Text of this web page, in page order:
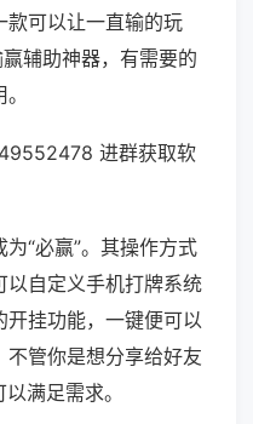
款可以让一直输的玩
辅助神器，有需要的
进群获取软
“必赢”。其操作方式
以自定义手机打牌系统
挂功能，一键便可以
管你是想分享给好友
满足需求。